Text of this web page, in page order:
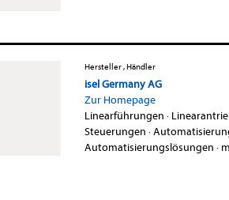
Hersteller , Händler
isel Germany AG
Zur Homepage
Linearführungen ·
Steuerungen ·
Automatisierungslösungen ·